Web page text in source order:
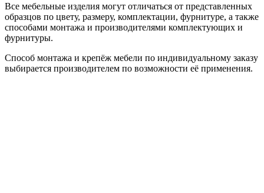
Все мебельные изделия могут отличаться от представленных
образцов по цвету, размеру, комплектации, фурнитуре, а также
способами монтажа и производителями комплектующих и
фурнитуры.
Способ монтажа и крепёж мебели по индивидуальному заказу
выбирается производителем по возможности её применения.